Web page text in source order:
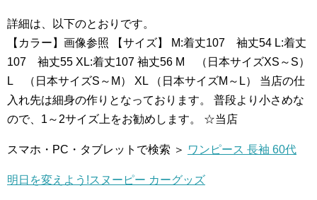
詳細は、以下のとおりです。
【カラー】画像参照 【サイズ】 M:着丈107 袖丈54 L:着丈
107 袖丈55 XL:着丈107 袖丈56 M （日本サイズXS～S）
L （日本サイズS～M） XL （日本サイズM～L） 当店の仕
入れ先は細身の作りとなっております。 普段より小さめな
ので、1～2サイズ上をお勧めします。 ☆当店
スマホ・PC・タブレットで検索 ＞ ワンピース 長袖 60代
明日を変えよう!スヌーピー カーグッズ